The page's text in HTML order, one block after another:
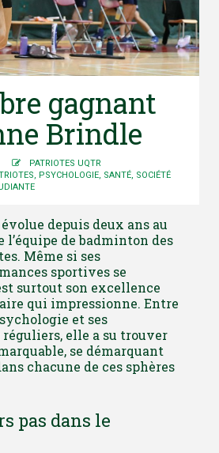
gagnant
Brindle
PATRIOTES UQTR
PSYCHOLOGIE SANTÉ SOCIÉTÉ
depuis deux ans au
l’équipe de badminton des
Même si ses
sportives se
surtout son excellence
qui impressionne. Entre
et ses
elle a su trouver
se démarquant
chacune de ces sphères
pas dans le